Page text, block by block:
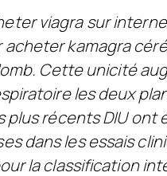
viagra sur
kamagra
Cette unicité
les deux
plus récents DIU
dans les essais
la classification